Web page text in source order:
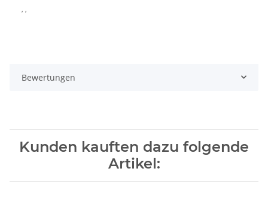
Bewertungen
Kunden kauften dazu folgende
Artikel: